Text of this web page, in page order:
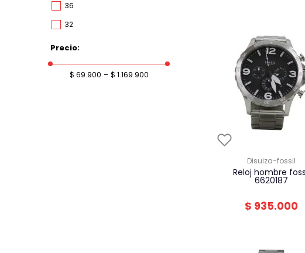
36
32
30
Precio
$ 69.900 – $ 1.169.900
disuiza-fossil
reloj hombre fossil
6620187
$ 935.000